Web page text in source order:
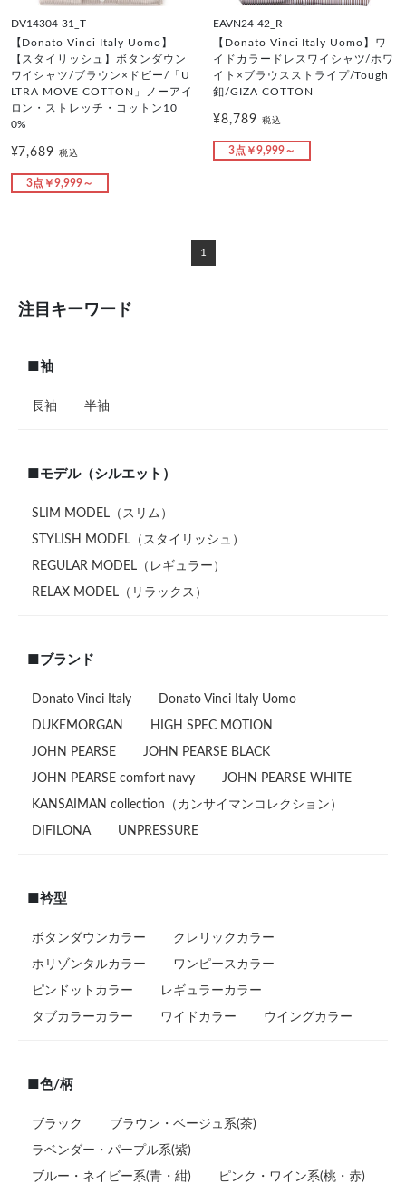
DV14304-31_T
【Donato Vinci Italy Uomo】
【スタイリッシュ】ボタンダウン
ワイシャツ/ブラウン×ドビー/「U
LTRA MOVE COTTON」ノーアイ
ロン・ストレッチ・コットン10
0%
¥7,689税込
3点￥9,999～
EAVN24-42_R
【Donato Vinci Italy Uomo】ワ
イドカラードレスワイシャツ/ホワ
イト×ブラウスストライプ/Tough
釦/GIZA COTTON
¥8,789 税込
3点￥9,999～
1
注目キーワード
■袖
長袖 半袖
■モデル（シルエット）
SLIM MODEL（スリム）
STYLISH MODEL（スタイリッシュ）
REGULAR MODEL（レギュラー）
RELAX MODEL（リラックス）
■ブランド
Donato Vinci Italy Donato Vinci Italy Uomo
DUKEMORGAN HIGH SPEC MOTION
JOHN PEARSE JOHN PEARSE BLACK
JOHN PEARSE comfort navy JOHN PEARSE WHITE
KANSAIMAN collection（カンサイマンコレクション）
DIFILONA UNPRESSURE
■衿型
ボタンダウンカラー クレリックカラー
ホリゾンタルカラー ワンピースカラー
ピンドットカラー レギュラーカラー
タブカラーカラー ワイドカラー ウイングカラー
■色/柄
ブラック ブラウン・ベージュ系(茶)
ラベンダー・パープル系(紫)
ブルー・ネイビー系(青・紺) ピンク・ワイン系(桃・赤)